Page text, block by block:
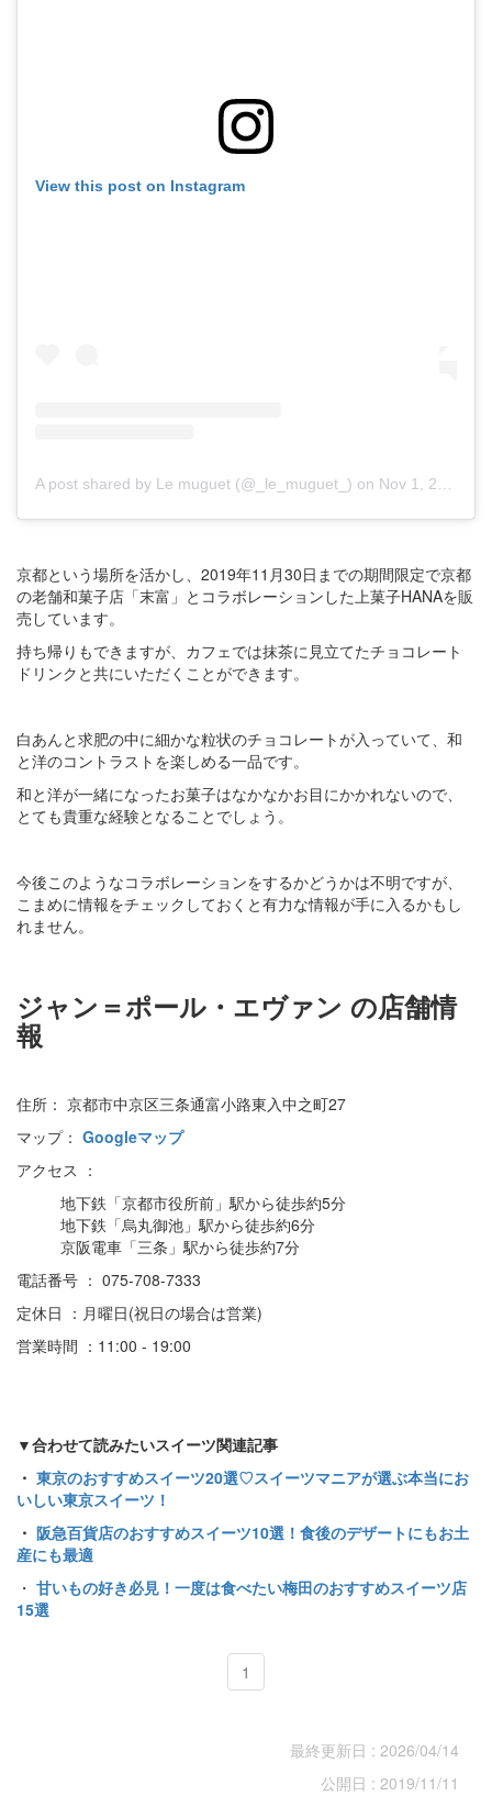
View this post on Instagram
A post shared by Le muguet (@_le_muguet_) on Nov 1, 2019 at 4:08pm PDT
京都という場所を活かし、2019年11月30日までの期間限定で京都
の老舗和菓子店「末富」とコラボレーションした上菓子HANAを販
売しています。
持ち帰りもできますが、カフェでは抹茶に見立てたチョコレート
ドリンクと共にいただくことができます。
白あんと求肥の中に細かな粒状のチョコレートが入っていて、和
と洋のコントラストを楽しめる一品です。
和と洋が一緒になったお菓子はなかなかお目にかかれないので、
とても貴重な経験となることでしょう。
今後このようなコラボレーションをするかどうかは不明ですが、
こまめに情報をチェックしておくと有力な情報が手に入るかもし
れません。
ジャン＝ポール・エヴァン の店舗情
報
住所： 京都市中京区三条通富小路東入中之町27
マップ： Googleマップ
アクセス ：
地下鉄「京都市役所前」駅から徒歩約5分
地下鉄「烏丸御池」駅から徒歩約6分
京阪電車「三条」駅から徒歩約7分
電話番号 ： 075-708-7333
定休日 ：月曜日(祝日の場合は営業)
営業時間 ：11:00 - 19:00
▼合わせて読みたいスイーツ関連記事
・ 東京のおすすめスイーツ20選♡スイーツマニアが選ぶ本当にお
いしい東京スイーツ！
・ 阪急百貨店のおすすめスイーツ10選！食後のデザートにもお土
産にも最適
・ 甘いもの好き必見！一度は食べたい梅田のおすすめスイーツ店
15選
1
最終更新日 : 2026/04/14
公開日 : 2019/11/11